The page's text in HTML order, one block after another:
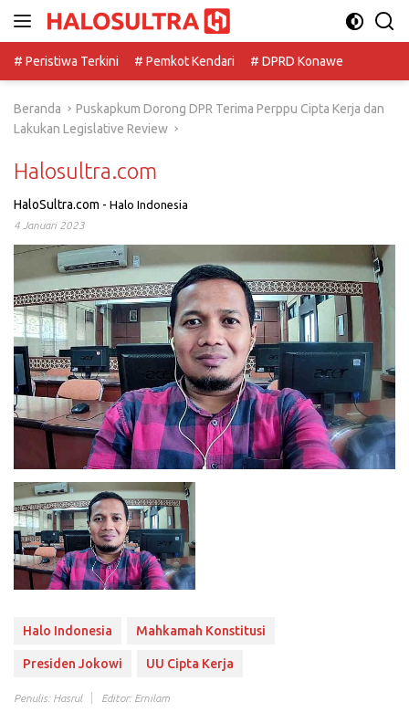
# Peristiwa Terkini
# Pemkot Kendari # DPRD Konawe
Beranda
Puskapkum Dorong DPR Terima Perppu Cipta Kerja dan
Lakukan Legislative Review
Halosultra.com
HaloSultra.com - Halo Indonesia
4 Januari 2023
Halo Indonesia Mahkamah Konstitusi
Presiden Jokowi UU Cipta Kerja
Penulis: Hasrul Editor: Ernilam